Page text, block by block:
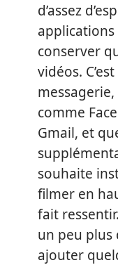
d’assez
conserver
vidéos.
comme
Gmail, et
souhaite
filmer en
fait
un peu plus
ajouter